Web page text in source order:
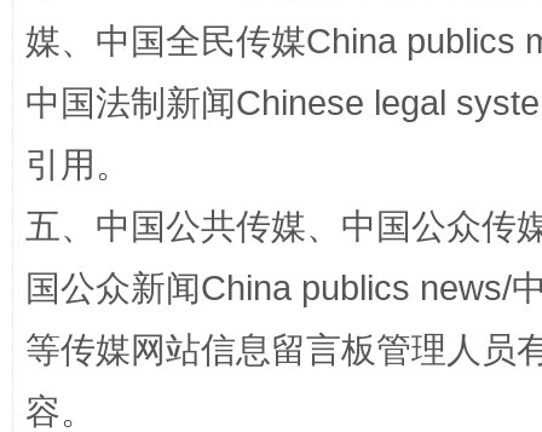
扯下公款旅游的“隐身衣” 如何以
媒、中国全民传媒China publics
中国法制新闻Chinese legal
引用。
五、中国公共传媒、中国公众传
国公众新闻China publics news/
等传媒网站信息留言板管理人员
容。